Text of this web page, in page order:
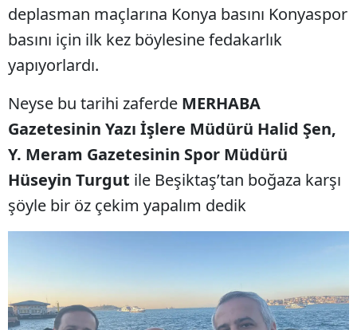
deplasman maçlarına Konya basını Konyaspor
basını için ilk kez böylesine fedakarlık
yapıyorlardı.
Neyse bu tarihi zaferde MERHABA
Gazetesinin Yazı İşlere Müdürü Halid Şen,
Y. Meram Gazetesinin Spor Müdürü
Hüseyin Turgut ile Beşiktaş’tan boğaza karşı
şöyle bir öz çekim yapalım dedik